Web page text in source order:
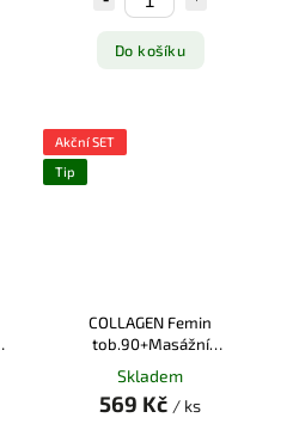
Do košíku
Akční SET
Tip
COLLAGEN Femin
tob.90+Masážní
Sandalwood 100ml
Skladem
569 Kč / ks